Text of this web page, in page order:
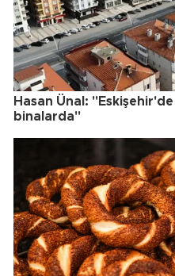
Hasan Ünal:
binalarda"